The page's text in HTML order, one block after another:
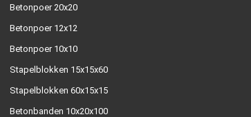
Betonpoer 20x20
Betonpoer 12x12
Betonpoer 10x10
Stapelblokken 15x15x60
Stapelblokken 60x15x15
Betonbanden 10x20x100